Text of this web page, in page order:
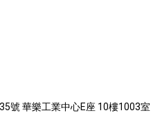
號 華樂工業中心E座 10樓1003室